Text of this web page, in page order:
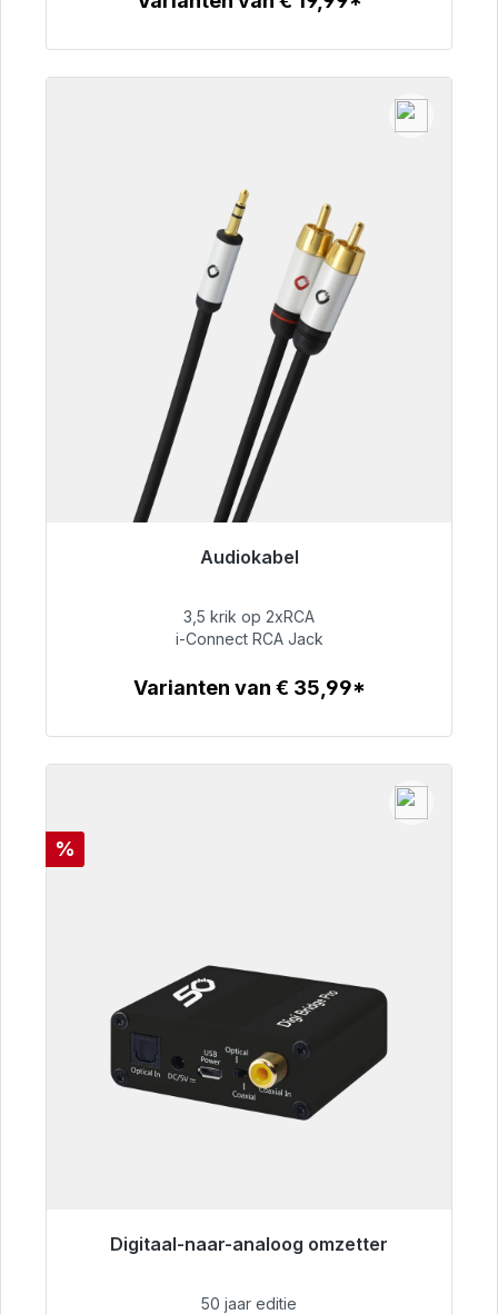
Audiokabel
Klaar voor onmiddellijke verzending, levertijd
€ 51,99
3,5 krik op 2xRCA
i-Connect RCA Jack
Varianten van € 35,99*
Korting
%
Digitaal-naar-analoog omzetter
Klaar voor onmiddellijke verzending, levertijd
50 jaar editie